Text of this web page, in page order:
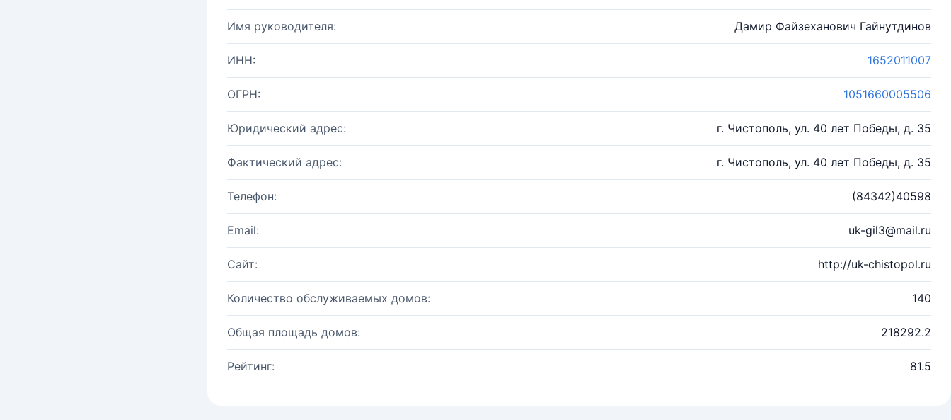
Имя руководителя: Дамир Файзеханович Гайнутдинов
ИНН: 1652011007
ОГРН: 1051660005506
Юридический адрес: г. Чистополь, ул. 40 лет Победы, д. 35
Фактический адрес: г. Чистополь, ул. 40 лет Победы, д. 35
Телефон: (84342)40598
Email: uk-gil3@mail.ru
Сайт: http://uk-chistopol.ru
Количество обслуживаемых домов: 140
Общая площадь домов: 218292.2
Рейтинг: 81.5